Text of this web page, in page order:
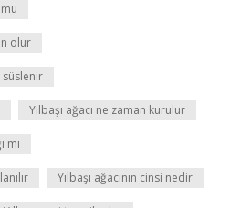
olur
süslenir
Yılbaşı ağacı ne zaman kurulur
mi
Yılbaşı ağacının cinsi nedir